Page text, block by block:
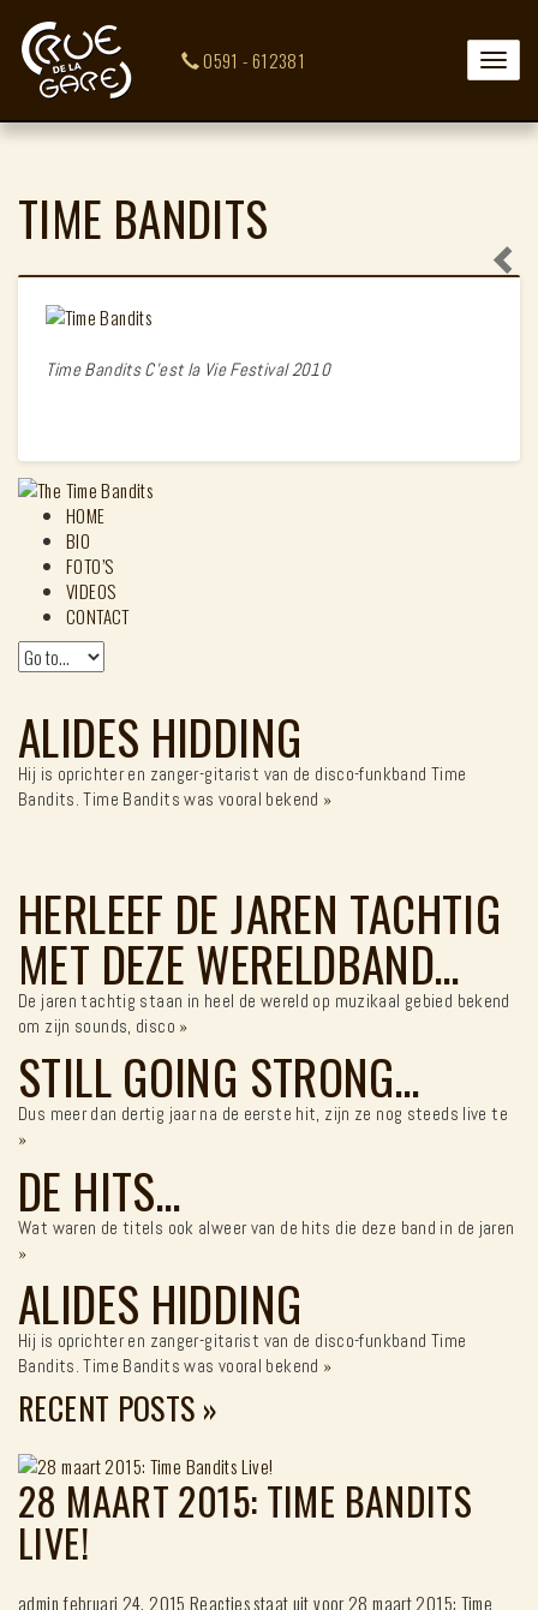
Toggle
0591 - 612381
TIME BANDITS
Time Bandits C'est la Vie Festival 2010
HOME
BIO
FOTO’S
VIDEOS
CONTACT
ALIDES HIDDING
Hij is oprichter en zanger-gitarist van de disco-funkband Time
Bandits. Time Bandits was vooral bekend »
HERLEEF DE JAREN TACHTIG
MET DEZE WERELDBAND…
De jaren tachtig staan in heel de wereld op muzikaal gebied bekend
om zijn sounds, disco »
STILL GOING STRONG…
Dus meer dan dertig jaar na de eerste hit, zijn ze nog steeds live te
»
DE HITS…
Wat waren de titels ook alweer van de hits die deze band in de jaren
»
ALIDES HIDDING
Hij is oprichter en zanger-gitarist van de disco-funkband Time
Bandits. Time Bandits was vooral bekend »
RECENT POSTS »
28 MAART 2015: TIME BANDITS
LIVE!
adminfebruari 24, 2015 Reacties staat uitvoor 28 maart 2015: Time